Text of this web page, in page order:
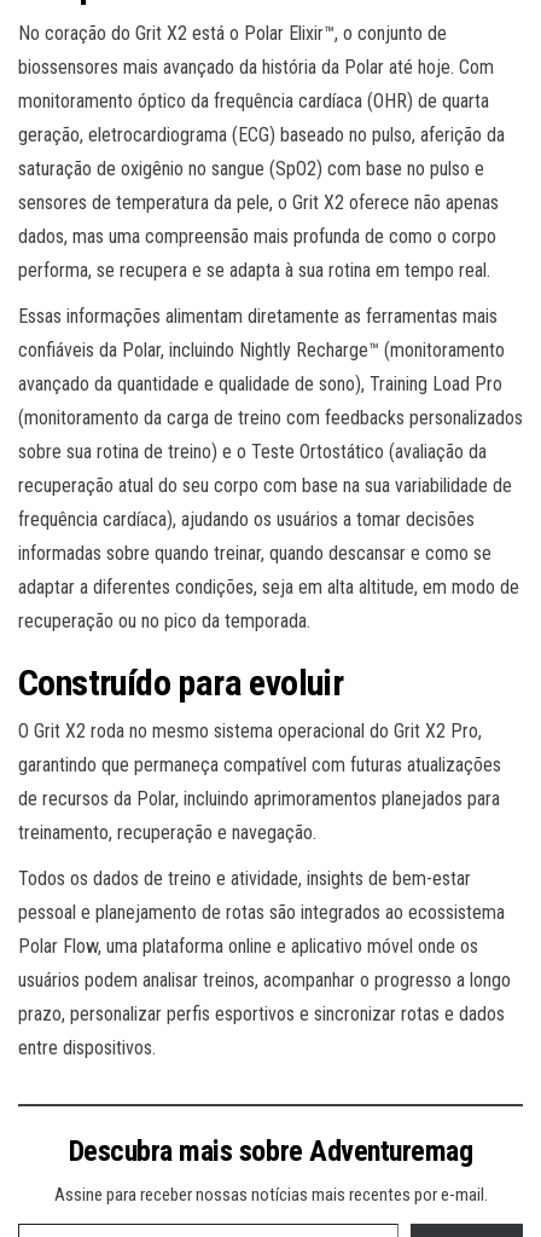
No coração do Grit X2 está o Polar Elixir™, o conjunto de
biossensores mais avançado da história da Polar até hoje. Com
monitoramento óptico da frequência cardíaca (OHR) de quarta
geração, eletrocardiograma (ECG) baseado no pulso, aferição da
saturação de oxigênio no sangue (SpO2) com base no pulso e
sensores de temperatura da pele, o Grit X2 oferece não apenas
dados, mas uma compreensão mais profunda de como o corpo
performa, se recupera e se adapta à sua rotina em tempo real.
Essas informações alimentam diretamente as ferramentas mais
confiáveis da Polar, incluindo Nightly Recharge™ (monitoramento
avançado da quantidade e qualidade de sono), Training Load Pro
(monitoramento da carga de treino com feedbacks personalizados
sobre sua rotina de treino) e o Teste Ortostático (avaliação da
recuperação atual do seu corpo com base na sua variabilidade de
frequência cardíaca), ajudando os usuários a tomar decisões
informadas sobre quando treinar, quando descansar e como se
adaptar a diferentes condições, seja em alta altitude, em modo de
recuperação ou no pico da temporada.
Construído para evoluir
O Grit X2 roda no mesmo sistema operacional do Grit X2 Pro,
garantindo que permaneça compatível com futuras atualizações
de recursos da Polar, incluindo aprimoramentos planejados para
treinamento, recuperação e navegação.
Todos os dados de treino e atividade, insights de bem-estar
pessoal e planejamento de rotas são integrados ao ecossistema
Polar Flow, uma plataforma online e aplicativo móvel onde os
usuários podem analisar treinos, acompanhar o progresso a longo
prazo, personalizar perfis esportivos e sincronizar rotas e dados
entre dispositivos.
Descubra mais sobre Adventuremag
Assine para receber nossas notícias mais recentes por e-mail.
Digite seu e-mail…